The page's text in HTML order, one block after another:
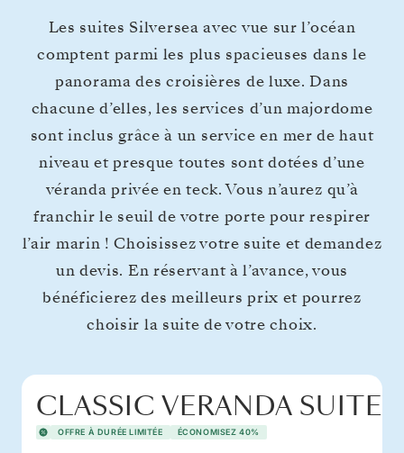
Les suites Silversea avec vue sur l’océan
comptent parmi les plus spacieuses dans le
panorama des croisières de luxe. Dans
chacune d’elles, les services d’un majordome
sont inclus grâce à un service en mer de haut
niveau et presque toutes sont dotées d’une
véranda privée en teck. Vous n’aurez qu’à
franchir le seuil de votre porte pour respirer
l’air marin ! Choisissez votre suite et demandez
un devis. En réservant à l’avance, vous
bénéficierez des meilleurs prix et pourrez
choisir la suite de votre choix.
CLASSIC VERANDA SUITE
OFFRE À DURÉE LIMITÉE ÉCONOMISEZ 40%